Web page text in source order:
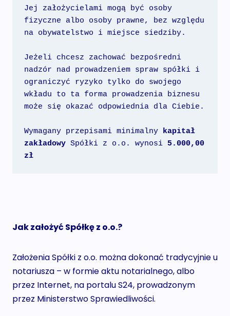
Jej założycielami mogą być osoby
fizyczne albo osoby prawne, bez względu
na obywatelstwo i miejsce siedziby.
Jeżeli chcesz zachować bezpośredni
nadzór nad prowadzeniem spraw spółki i
ograniczyć ryzyko tylko do swojego
wkładu to ta forma prowadzenia biznesu
może się okazać odpowiednia dla Ciebie.
Wymagany przepisami minimalny kapitał
zakładowy Spółki z o.o. wynosi 5.000,00
zł
Jak założyć Spółkę z o.o.?
Założenia Spółki z o.o. można dokonać tradycyjnie u
notariusza – w formie aktu notarialnego, albo
przez Internet, na portalu S24, prowadzonym
przez Ministerstwo Sprawiedliwości.